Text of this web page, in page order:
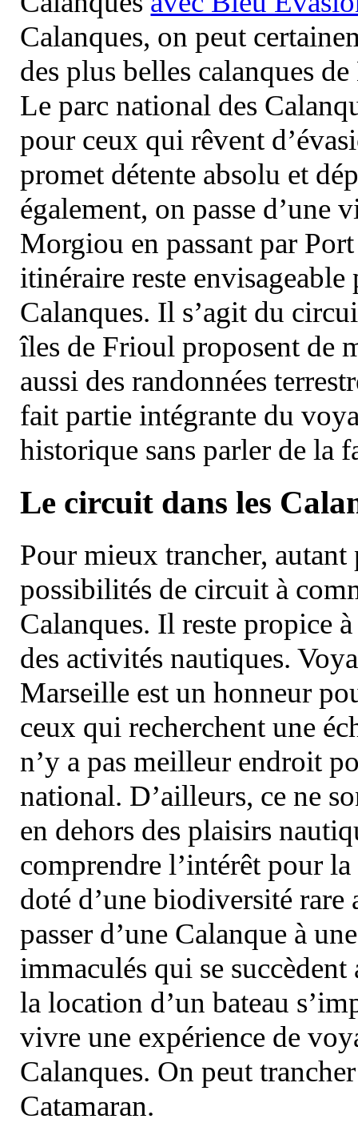
Calanques, on peut
des plus belles calanques
Le parc national des
pour ceux qui rêvent
promet détente absolu et
également, on passe d’une
Morgiou en passant par
itinéraire reste
Calanques. Il s’agit du
îles de Frioul proposent de
aussi des randonnées
fait partie intégrante du
historique sans parler de la
Le circuit dans les
Pour mieux trancher, autant
possibilités de circuit à
Calanques. Il reste propice
des activités nautiques.
Marseille est un honneur
ceux qui recherchent une
n’y a pas meilleur endroit
national. D’ailleurs, ce ne
en dehors des plaisirs
comprendre l’intérêt pour
doté d’une biodiversité
passer d’une Calanque à
immaculés qui se
la location d’un bateau
vivre une expérience de
Calanques. On peut
Catamaran.